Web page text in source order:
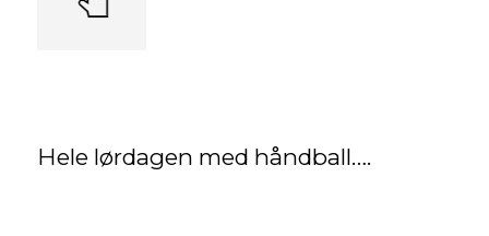
Hele lørdagen med håndball….